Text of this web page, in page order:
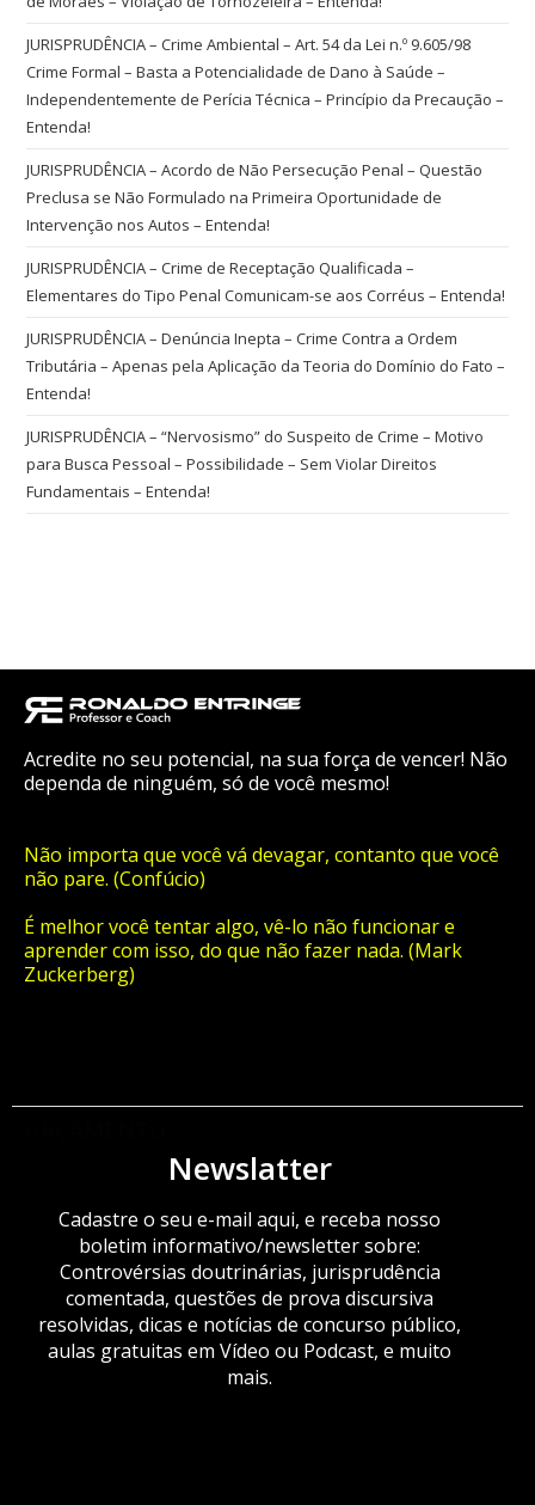
JURISPRUDÊNCIA – Crime Ambiental – Art. 54 da Lei n.º 9.605/98
Crime Formal – Basta a Potencialidade de Dano à Saúde –
Independentemente de Perícia Técnica – Princípio da Precaução –
Entenda!
JURISPRUDÊNCIA – Acordo de Não Persecução Penal – Questão
Preclusa se Não Formulado na Primeira Oportunidade de
Intervenção nos Autos – Entenda!
JURISPRUDÊNCIA – Crime de Receptação Qualificada –
Elementares do Tipo Penal Comunicam-se aos Corréus – Entenda!
JURISPRUDÊNCIA – Denúncia Inepta – Crime Contra a Ordem
Tributária – Apenas pela Aplicação da Teoria do Domínio do Fato –
Entenda!
JURISPRUDÊNCIA – “Nervosismo” do Suspeito de Crime – Motivo
para Busca Pessoal – Possibilidade – Sem Violar Direitos
Fundamentais – Entenda!
Acredite no seu potencial, na sua força de vencer! Não
dependa de ninguém, só de você mesmo!
Não importa que você vá devagar, contanto que você
não pare. (Confúcio)
É melhor você tentar algo, vê-lo não funcionar e
aprender com isso, do que não fazer nada. (Mark
Zuckerberg)
Newslatter
Cadastre o seu e-mail aqui, e receba nosso
boletim informativo/newsletter sobre:
Controvérsias doutrinárias, jurisprudência
comentada, questões de prova discursiva
resolvidas, dicas e notícias de concurso público,
aulas gratuitas em Vídeo ou Podcast, e muito
mais.